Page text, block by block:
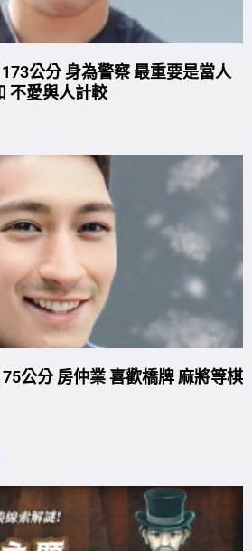
公分 身為警察 最重要是當人
不愛與人計較
公分 房仲業 喜歡橋牌 麻將等棋